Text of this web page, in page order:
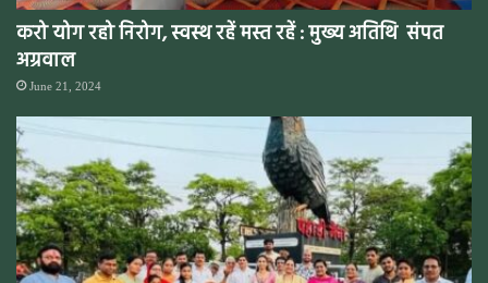
करो योग रहो निरोग, स्वस्थ रहें मस्त रहें : मुख्य अतिथि संपत
अग्रवाल
June 21, 2024